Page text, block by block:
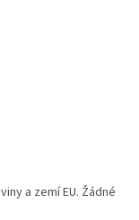
a zemí EU. Žádné